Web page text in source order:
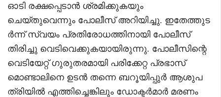
ഓടി രക്ഷപ്പെടാൻ ശ്രമിക്കുകയും
ചെയ്തുവെന്നും പോലീസ് അറിയിച്ചു. ഇതേത്തുട
ർന്ന് സ്വയം പ്രതിരോധത്തിനായി പോലീസ്
തിരിച്ചു വെടിവെക്കുകയായിരുന്നു. പോലീസിന്റെ
വെടിയേറ്റ് ഗുരുതരമായി പരിക്കേറ്റ പ്രഭാസ്
മൊണ്ടാലിനെ ഉടൻ തന്നെ ബറൂയിപ്പുർ ആശുപ
ത്രിയിൽ എത്തിച്ചെങ്കിലും ഡോക്ടർമാർ മരണം